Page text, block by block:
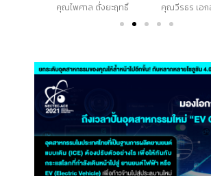
คุณไพศาล ตั่งยะฤทธิ์ คุณวีรธร เอ